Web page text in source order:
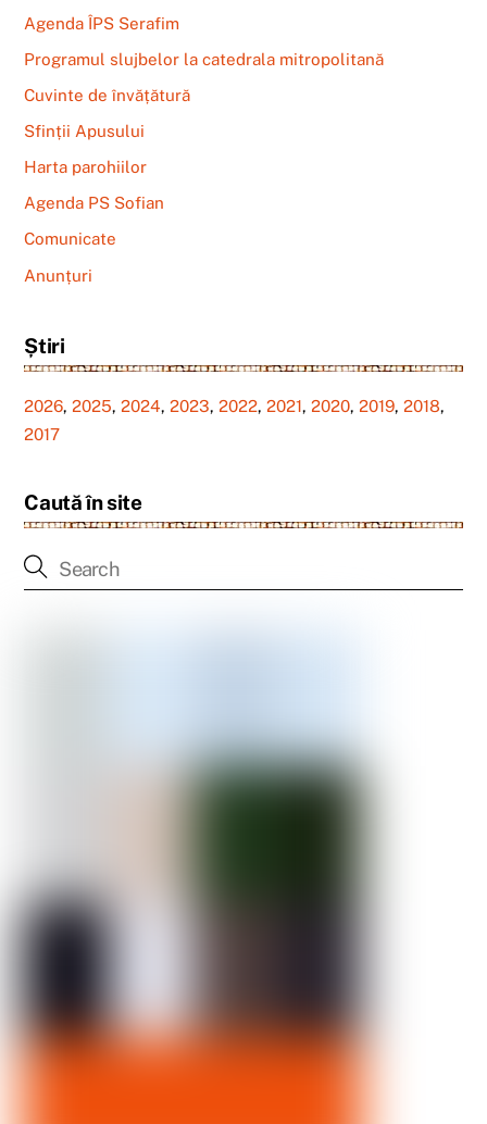
Agenda ÎPS Serafim
Programul slujbelor la catedrala mitropolitană
Cuvinte de învățătură
Sfinții Apusului
Harta parohiilor
Agenda PS Sofian
Comunicate
Anunțuri
Știri
2026,2025,2024,2023,2022,2021,2020,2019,2018,
2017
Caută în site